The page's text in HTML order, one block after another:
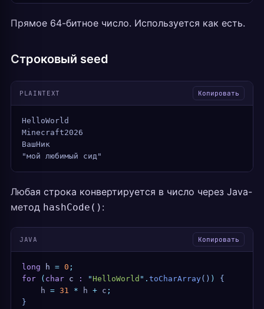
Прямое 64-битное число. Используется как есть.
Строковый seed
PLAINTEXT Копировать
HelloWorld
Minecraft2026
ВашНик
"мой любимый сид"
Любая строка конвертируется в число через Java-
метод hashCode() :
JAVA Копировать
long h = 0 ;
for ( char c : "HelloWorld " . toCharArray() )
{
    h
= 31 * h + c ;
}